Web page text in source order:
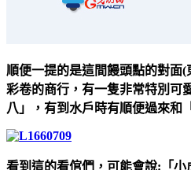
順便一提的是這間饅頭點的對面
彩卷的商行，有一隻非常特別可
八」，有到水戶時有順便過來和
看到這的看倌們，可能會說:「